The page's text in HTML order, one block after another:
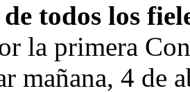
todos los
la primera
mañana, 4 de